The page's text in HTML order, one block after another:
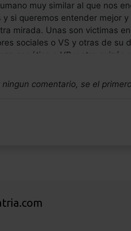
muy similar al que nos
y si queremos entender mejor
mirada. Unas son victimas
sociales o VS y otras de su
genética o VB y otro quizás
como sociedad y
alegres del neandertal
11/2025
ningun comentario, se el